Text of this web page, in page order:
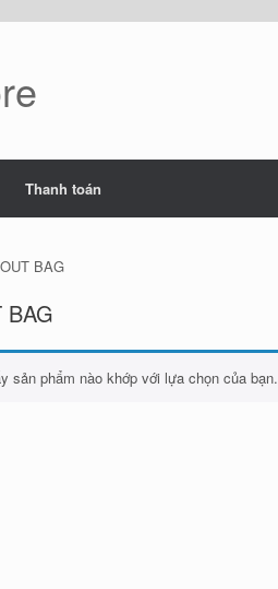
Thanh toán
BAG
BAG
sản phẩm nào khớp với lựa chọn của bạn.